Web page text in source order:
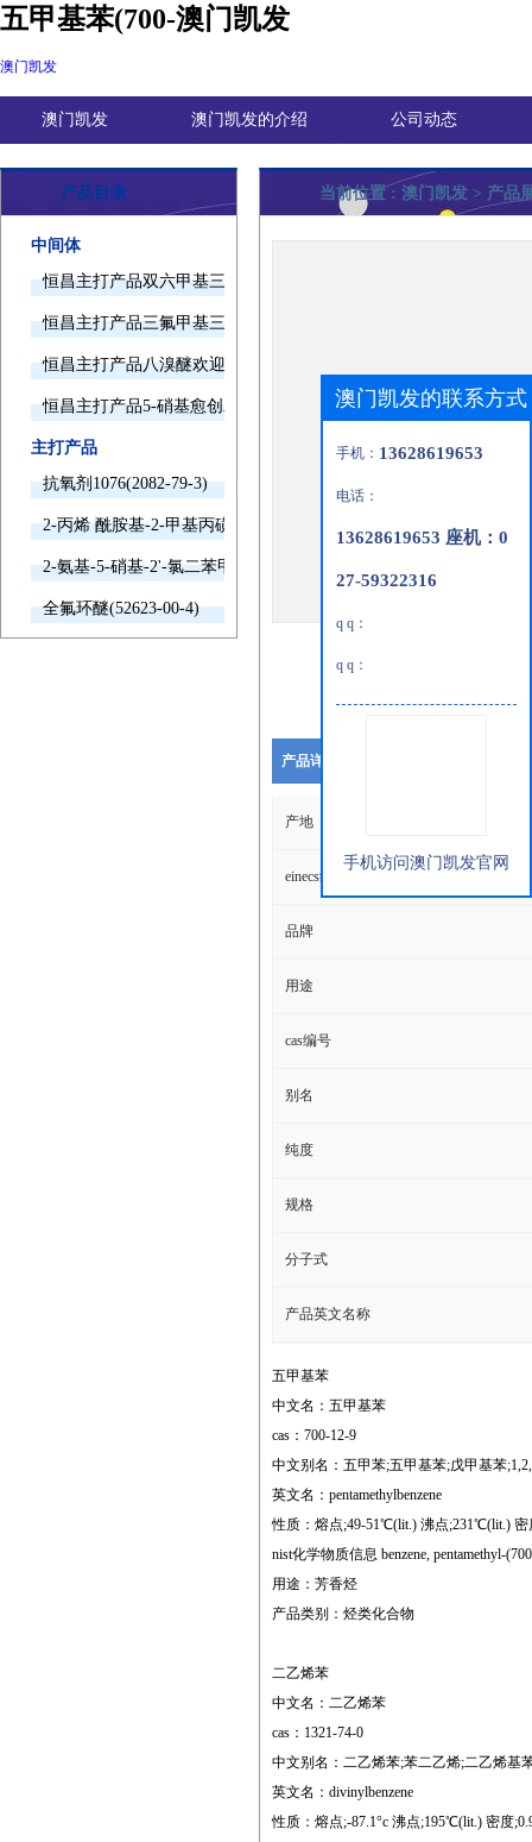
五甲基苯(700-澳门凯发
澳门凯发
澳门凯发 澳门凯发的介绍 公司动态
产品目录
中间体
恒昌主打产品双六甲基三胺欢迎询价
恒昌主打产品三氟甲基三甲基硅烷欢迎询价
恒昌主打产品八溴醚欢迎询价
恒昌主打产品5-硝基愈创木酚钠欢迎询价
主打产品
抗氧剂1076(2082-79-3)
2-丙烯 酰胺基-2-甲基丙磺酸(15214-89-8)
2-氨基-5-硝基-2'-氯二苯甲酮(2011-66-7)
全氟环醚(52623-00-4)
当前位置 : 澳门凯发 > 产品
产品详细说明
产地
einecs编号
品牌
用途
cas编号
别名
纯度
规格
分子式
产品英文名称
五甲基苯
中文名：五甲基苯
cas：700-12-9
中文别名：五甲苯;五甲基苯;戊甲基苯
英文名：pentamethylbenzene
性质：熔点;49-51℃(lit.) 沸点;231℃(lit.) 密
nist化学物质信息 benzene, pentamethyl-
用途：芳香烃
产品类别：烃类化合物
二乙烯苯
中文名：二乙烯苯
cas：1321-74-0
中文别名：二乙烯苯;苯二乙烯;二乙烯基
英文名：divinylbenzene
性质：熔点;-87.1°c 沸点;195℃(lit.) 密度
澳门凯发的联系方式
手机： 13628619653
电话：
13628619653 座机：0
27-59322316
q q：
q q：
手机访问澳门凯发官网